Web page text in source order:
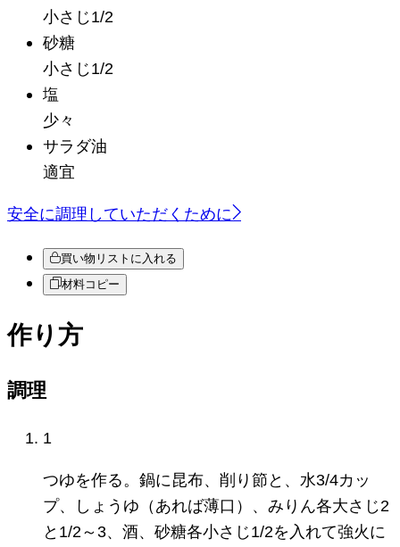
小さじ1/2
砂糖
小さじ1/2
塩
少々
サラダ油
適宜
安全に調理していただくために
買い物リストに入れる
材料コピー
作り方
調理
1
つゆを作る。鍋に昆布、削り節と、水3/4カッ
プ、しょうゆ（あれば薄口）、みりん各大さじ2
と1/2～3、酒、砂糖各小さじ1/2を入れて強火に